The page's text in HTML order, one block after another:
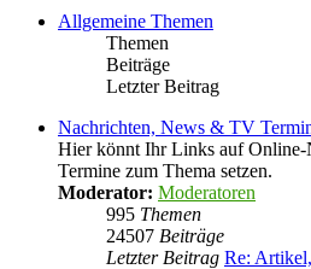
Allgemeine Themen
Themen
Beiträge
Letzter Beitrag
Nachrichten, News & TV
Hier könnt Ihr Links auf
Termine zum Thema setzen.
Moderator: Moderatoren
995 Themen
24507 Beiträge
Letzter Beitrag Re: